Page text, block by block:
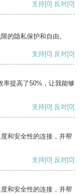
支持[0] 反对[0]
的隐私保护和自由。
支持[0] 反对[0]
率提高了50%，让我能够
支持[0] 反对[0]
和安全性的连接，并帮
支持[0] 反对[0]
和安全性的连接，并帮